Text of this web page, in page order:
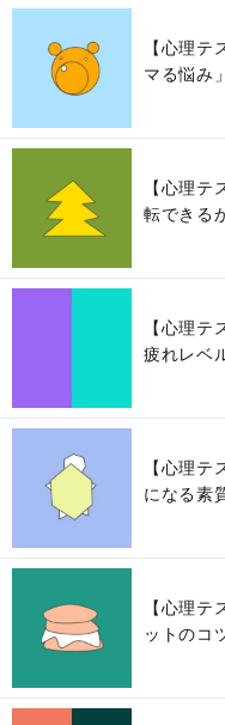
【心理
マる悩み
【心理
転できる
【心理
疲れレベ
【心理
になる素
【心理
ットのコ